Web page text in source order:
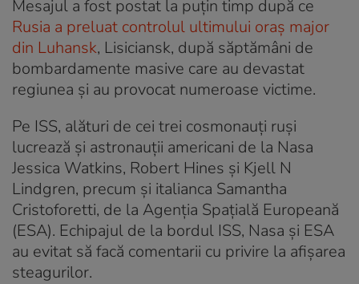
Mesajul a fost postat la puțin timp după ce
Rusia a preluat controlul ultimului oraș major
din Luhansk, Lisiciansk, după săptămâni de
bombardamente masive care au devastat
regiunea și au provocat numeroase victime.
Pe ISS, alături de cei trei cosmonauți ruși
lucrează și astronauții americani de la Nasa
Jessica Watkins, Robert Hines și Kjell N
Lindgren, precum și italianca Samantha
Cristoforetti, de la Agenția Spațială Europeană
(ESA). Echipajul de la bordul ISS, Nasa și ESA
au evitat să facă comentarii cu privire la afișarea
steagurilor.